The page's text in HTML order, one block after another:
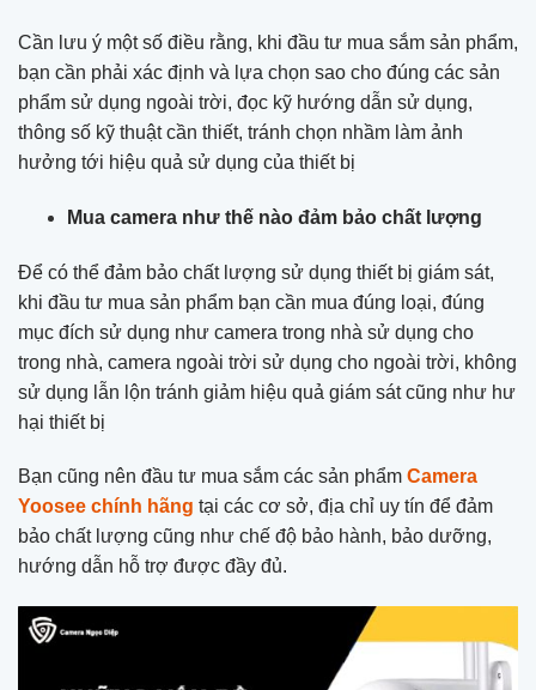
Cần lưu ý một số điều rằng, khi đầu tư mua sắm sản phẩm,
bạn cần phải xác định và lựa chọn sao cho đúng các sản
phẩm sử dụng ngoài trời, đọc kỹ hướng dẫn sử dụng,
thông số kỹ thuật cần thiết, tránh chọn nhầm làm ảnh
hưởng tới hiệu quả sử dụng của thiết bị
Mua camera như thế nào đảm bảo chất lượng
Để có thể đảm bảo chất lượng sử dụng thiết bị giám sát,
khi đầu tư mua sản phẩm bạn cần mua đúng loại, đúng
mục đích sử dụng như camera trong nhà sử dụng cho
trong nhà, camera ngoài trời sử dụng cho ngoài trời, không
sử dụng lẫn lộn tránh giảm hiệu quả giám sát cũng như hư
hại thiết bị
Bạn cũng nên đầu tư mua sắm các sản phẩm Camera
Yoosee chính hãng tại các cơ sở, địa chỉ uy tín để đảm
bảo chất lượng cũng như chế độ bảo hành, bảo dưỡng,
hướng dẫn hỗ trợ được đầy đủ.